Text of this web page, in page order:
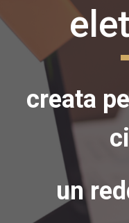
creata
un